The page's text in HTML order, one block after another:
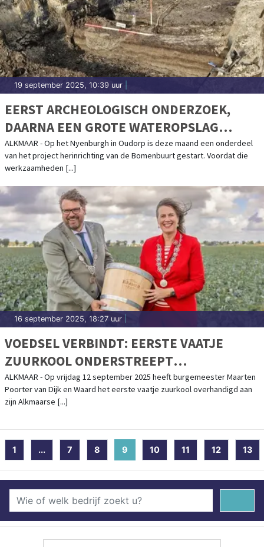
19 september 2025, 10:39 uur
EERST ARCHEOLOGISCH ONDERZOEK,
DAARNA EEN GROTE WATEROPSLAG
ONDER HET NYENBURGH IN OUDORP
ALKMAAR - Op het Nyenburgh in Oudorp is deze maand een onderdeel
van het project herinrichting van de Bomenbuurt gestart. Voordat die
werkzaamheden [...]
16 september 2025, 18:27 uur
VOEDSEL VERBINDT: EERSTE VAATJE
ZUURKOOL ONDERSTREEPT
SAMENWERKING TUSSEN ALKMAAR EN
DIJK EN WAARD
ALKMAAR - Op vrijdag 12 september 2025 heeft burgemeester Maarten
Poorter van Dijk en Waard het eerste vaatje zuurkool overhandigd aan
zijn Alkmaarse [...]
1 ... 7 8 9 (current)
10 11 12 13